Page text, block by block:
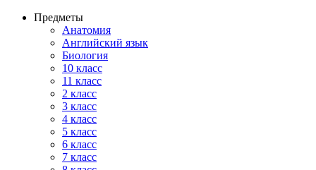
Предметы
Анатомия
Английский язык
Биология
10 класс
11 класс
2 класс
3 класс
4 класс
5 класс
6 класс
7 класс